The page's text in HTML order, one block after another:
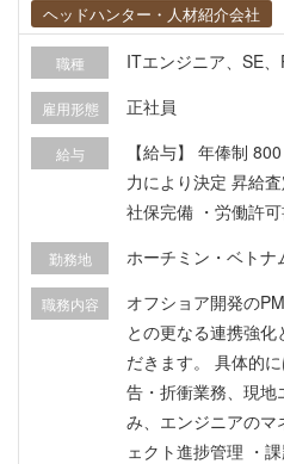
ヘッドハンター・人材紹介会社
職種 ITエンジニア、SE
雇用形態 正社員
給与
【給与】 年俸制
力により決定 昇給査定 年1回 【
社保完備 ・労働許
時の引越費用補助 ・
・資格手当（取得時
勤務地 ホーチミン・ベトナ
職務内容
オフショア開発の
との更なる連携強
だきます。 具体的
告・折衝業務、現地
み、エンジニアのマ
ェクト進捗管理 ・